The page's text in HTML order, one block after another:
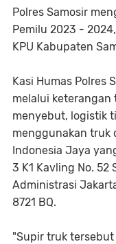
Polres Samosir
Pemilu 2023 -
KPU Kabupaten
Kasi Humas Polres
melalui
menyebut, logistik
menggunakan truk
Indonesia Jaya
3 K1 Kavling No.
Administrasi
8721 BQ.
"Supir truk tersebut